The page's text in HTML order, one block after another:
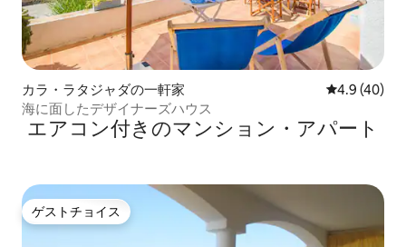
カラ・ラタジャダの一軒家 レビュー40
4.9 (40)
海に面したデザイナーズハウス
エアコン付きのマンション・アパート
ゲストチョイス
ゲストチョイス